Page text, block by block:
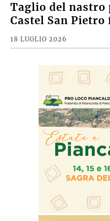
Taglio del nastro
Castel San
18 LUGLIO 2026